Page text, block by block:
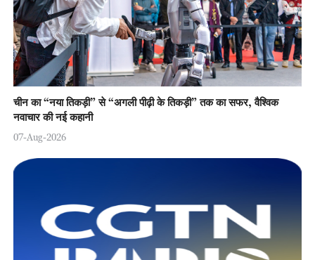
चीन का “नया तिकड़ी” से “अगली पीढ़ी के तिकड़ी” तक का सफर, वैश्विक
नवाचार की नई कहानी
07-Aug-2026